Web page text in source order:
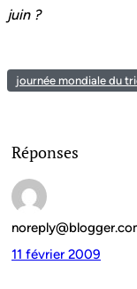
juin ?
journée mondiale du
Réponses
11 février 2009